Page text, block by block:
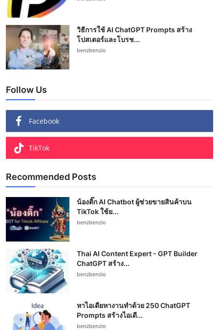
วิธีการใช้ AI ChatGPT Prompts สร้าง
โปสเตอร์และโบรช...
benzbenzio
Follow Us
Facebook
TikTok
Recommended Posts
น้องติ๊ก AI Chatbot ผู้ช่วยขายสินค้าบน
TikTok ใช้ย...
benzbenzio
Thai AI Content Expert - GPT Builder
ChatGPT สร้าง...
benzbenzio
หาไอเดียหางานทำด้วย 250 ChatGPT
Prompts สร้างไอเดี...
benzbenzio